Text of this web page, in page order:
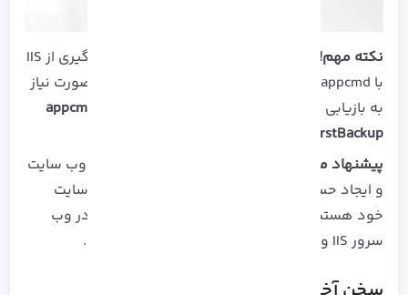
نکته مهم!
یکی از مواردی که باید در نحوه بکاپ گیری از IIS
با appcmd، در نظر داشته باشید این است که در صورت نیاز
به بازیابی مجدد نسخه پشتیبان، لازم است تا از
“appcmd
restore backup “FirstBackup
پیشنهاد ما!
چنانچه در فکر ارتقا امنیت داده های وب سایت
و ایجاد حس آسودگی اطلاعات ارباب رجوع به وب سایت
خود هستید، می توانید از
در وب
سرور IIS و یا
بهره ببرید.